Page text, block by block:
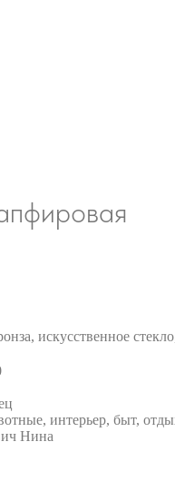
искусственное
интерьер, быт,
Нина